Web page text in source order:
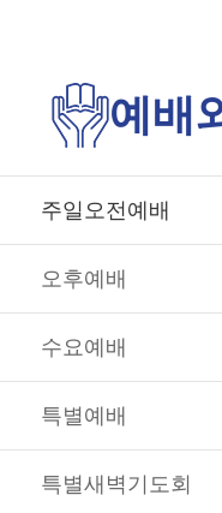
예배
주일오전예배
오후예배
수요예배
특별예배
특별새벽기도회